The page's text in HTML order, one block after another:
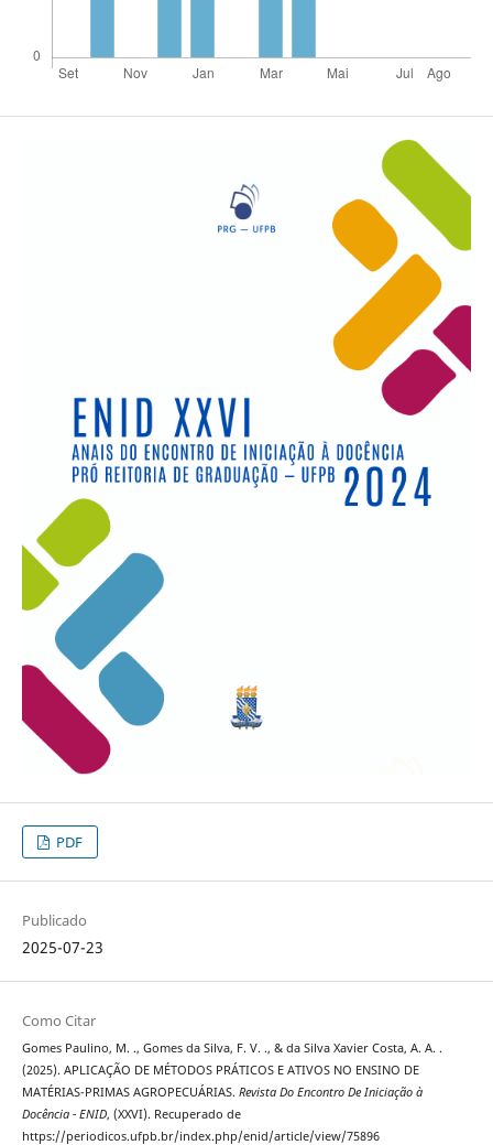
PDF
Publicado
2025-07-23
Como Citar
Gomes Paulino, M. ., Gomes da Silva, F. V. ., & da Silva Xavier Costa, A. A. .
(2025). APLICAÇÃO DE MÉTODOS PRÁTICOS E ATIVOS NO ENSINO DE
MATÉRIAS-PRIMAS AGROPECUÁRIAS. Revista Do Encontro De Iniciação à
Docência - ENID, (XXVI). Recuperado de
https://periodicos.ufpb.br/index.php/enid/article/view/75896